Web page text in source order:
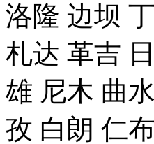
洛隆 边坝
札达 革吉
雄 尼木 曲
孜 白朗 仁